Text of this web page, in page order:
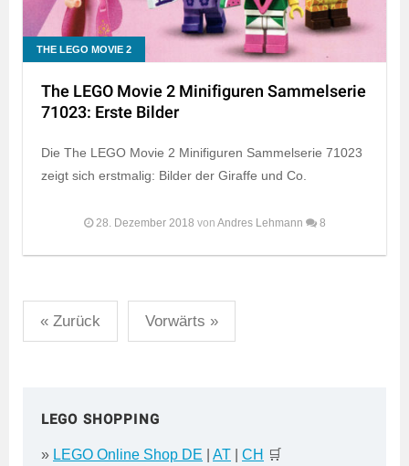
THE LEGO MOVIE 2
The LEGO Movie 2 Minifiguren Sammelserie
71023: Erste Bilder
Die The LEGO Movie 2 Minifiguren Sammelserie 71023
zeigt sich erstmalig: Bilder der Giraffe und Co.
28. Dezember 2018 von Andres Lehmann 8
Seitennummerierung
der
« Zurück Vorwärts »
LEGO SHOPPING
» LEGO Online Shop DE AT CH 🛒